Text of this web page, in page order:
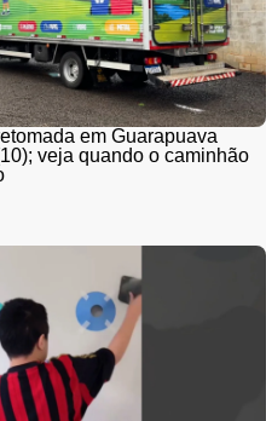
em Guarapuava
veja quando o caminhão